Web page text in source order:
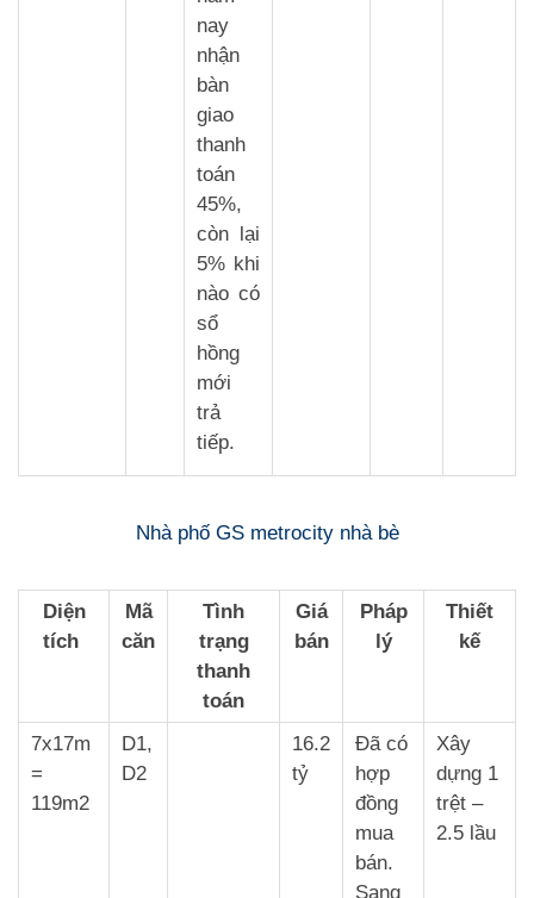
nay
nhận
bàn
giao
thanh
toán
45%,
còn lại
5% khi
nào có
sổ
hồng
mới
trả
tiếp.
Nhà phố GS metrocity nhà bè
Diện
tích
Mã
căn
Tình
trạng
thanh
toán
Giá
bán
Pháp
lý
Thiết
kế
7x17m
=
119m2
D1,
D2
16.2
tỷ
Đã có
hợp
đồng
mua
bán.
Sang
Xây
dựng 1
trệt –
2.5 lầu